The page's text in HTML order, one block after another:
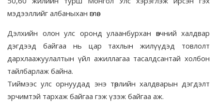
мэдээллийг албаныхан өглөө.
Дэлхийн олон улс оронд улаанбурхан өвчний халдвар
дэгдээд байгаа нь цар тахлын жилүүдэд товлолт
дархлаажуулалтын үйл ажиллагаа тасалдсантай холбон
тайлбарлаж байна.
Тиймээс улс орнуудад энэ төрлийн халдварын дэгдэлт
эрчимтэй тархаж байгаа гэж үзэж байгаа аж.